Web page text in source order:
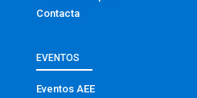
Contacta
EVENTOS
Eventos AEE